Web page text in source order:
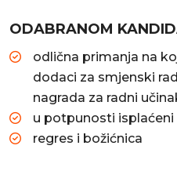
ODABRANOM
odlična primanja na
dodaci za smjenski
nagrada za radni
u potpunosti
regres i božićnica